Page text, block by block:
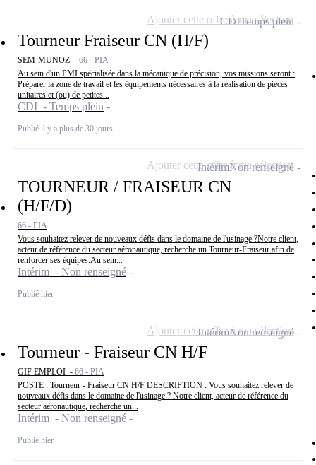
Tourneur Fraiseur CN (H/F)
SEM-MUNOZ - 66 - PIA
Au sein d'un PMI spécialisée dans la mécanique de précision, vos missions seront :
Préparer la zone de travail et les équipements nécessaires à la réalisation de pièces
unitaires et (ou) de petites...
CDI - Temps plein
Publié il y a plus de 30 jours
CDITemps plein
Ajouter cette offre à ma sélection
TOURNEUR / FRAISEUR CN
(H/F/D)
66 - PIA
Vous souhaitez relever de nouveaux défis dans le domaine de l'usinage ?Notre client,
acteur de référence du secteur aéronautique, recherche un Tourneur-Fraiseur afin de
renforcer ses équipes.Au sein...
Intérim - Non renseigné
Publié hier
IntérimNon renseigné
Ajouter cette offre à ma sélection
Tourneur - Fraiseur CN H/F
GIF EMPLOI - 66 - PIA
POSTE : Tourneur - Fraiseur CN H/F DESCRIPTION : Vous souhaitez relever de
nouveaux défis dans le domaine de l'usinage ? Notre client, acteur de référence du
secteur aéronautique, recherche un...
Intérim - Non renseigné
Publié hier
IntérimNon renseigné
Ajouter cette offre à ma sélection